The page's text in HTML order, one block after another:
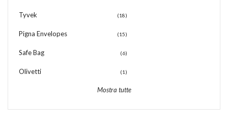
Tyvek (18)
Pigna Envelopes (15)
Safe Bag (6)
Olivetti (1)
Mostra tutte